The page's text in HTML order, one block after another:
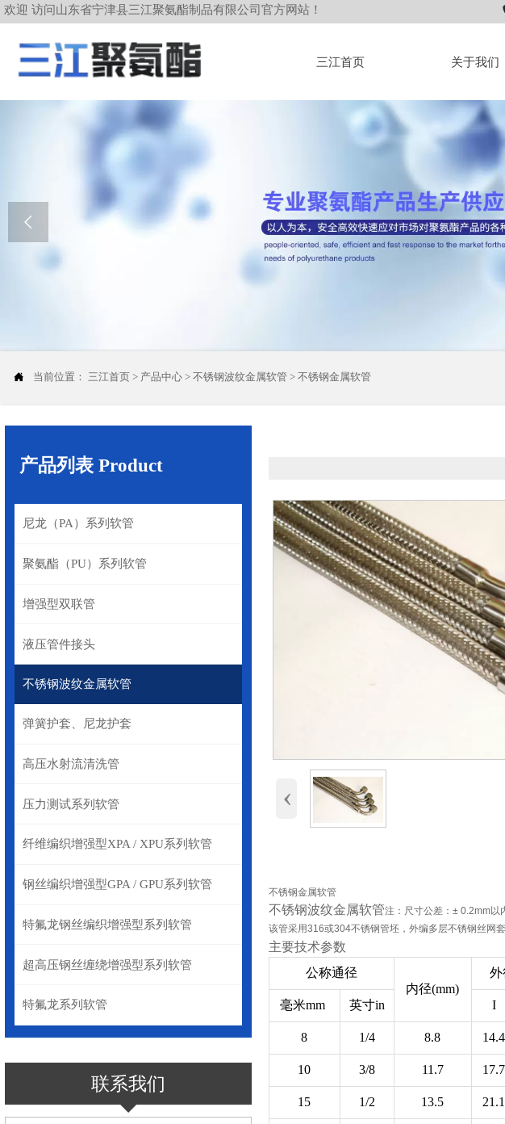
欢迎 访问山东省宁津县三江聚氨酯制品有限公司官方网站！
三江首页 关于我们

 当前位置： 三江首页> 产品中心> 不锈钢波纹金属软管 > 不锈钢金属软管
产品列表 Product
尼龙（PA）系列软管
聚氨酯（PU）系列软管
增强型双联管
液压管件接头
不锈钢波纹金属软管
弹簧护套、尼龙护套
高压水射流清洗管
压力测试系列软管
纤维编织增强型XPA / XPU系列软管
钢丝编织增强型GPA / GPU系列软管
特氟龙钢丝编织增强型系列软管
超高压钢丝缠绕增强型系列软管
特氟龙系列软管
联系我们
‹
不锈钢金属软管
不锈钢波纹金属软管注：尺寸公差：± 0.2mm以
该管采用316或304不锈钢管坯，外编多层不锈钢丝网
主要技术参数
公称通径
内径(mm)
外
毫米mm 英寸in I
8 1/4 8.8 14.4
10 3/8 11.7 17.7
15 1/2 13.5 21.1